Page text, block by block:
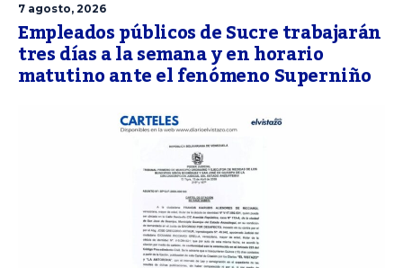
7 agosto, 2026
Empleados públicos de Sucre trabajarán
tres días a la semana y en horario
matutino ante el fenómeno Superniño